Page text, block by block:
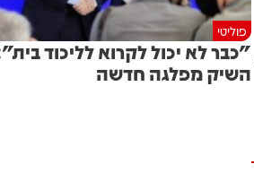
פוליטי
"כבר לא יכול לקרוא לליכוד
השיק מפלגה חדשה